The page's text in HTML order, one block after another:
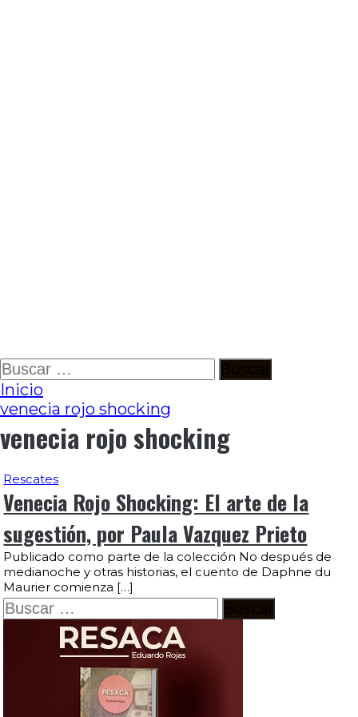
Ir
al
contenido
Buscar:
Inicio
venecia rojo shocking
venecia rojo shocking
Rescates
Venecia Rojo Shocking: El arte de la
sugestión, por Paula Vazquez Prieto
Publicado como parte de la colección No después de
medianoche y otras historias, el cuento de Daphne du
Maurier comienza […]
Buscar: